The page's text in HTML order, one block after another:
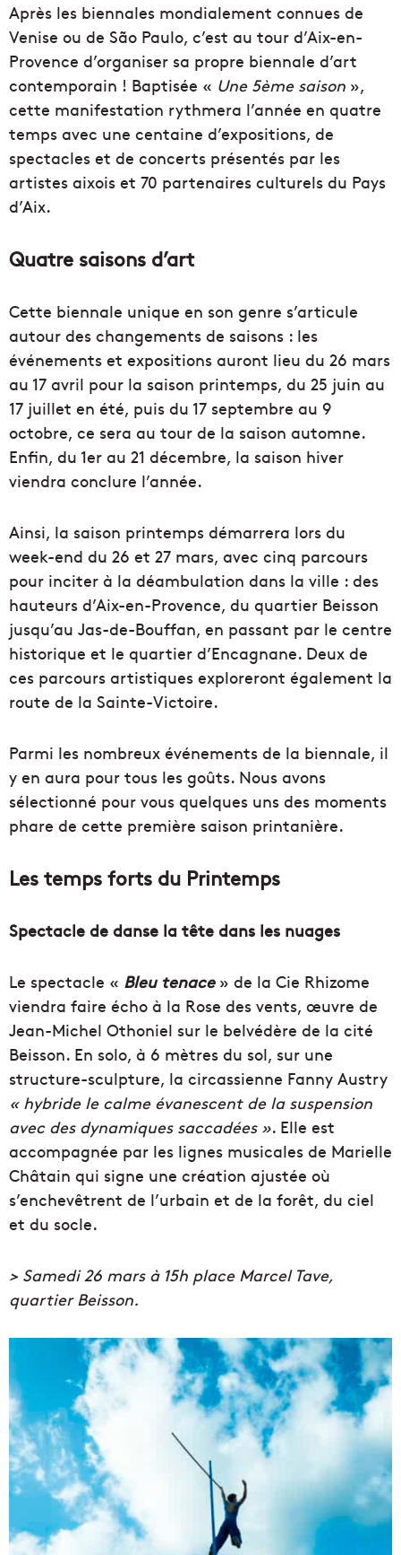
Après les biennales mondialement connues de
Venise ou de São Paulo, c’est au tour d’Aix-en-
Provence d’organiser sa propre biennale d’art
contemporain ! Baptisée « Une 5ème saison »,
cette manifestation rythmera l’année en quatre
temps avec une centaine d’expositions, de
spectacles et de concerts présentés par les
artistes aixois et 70 partenaires culturels du Pays
d’Aix.
Quatre saisons d’art
Cette biennale unique en son genre s’articule
autour des changements de saisons : les
événements et expositions auront lieu du 26 mars
au 17 avril pour la saison printemps, du 25 juin au
17 juillet en été, puis du 17 septembre au 9
octobre, ce sera au tour de la saison automne.
Enfin, du 1er au 21 décembre, la saison hiver
viendra conclure l’année.
Ainsi, la saison printemps démarrera lors du
week-end du 26 et 27 mars, avec cinq parcours
pour inciter à la déambulation dans la ville : des
hauteurs d’Aix-en-Provence, du quartier Beisson
jusqu’au Jas-de-Bouffan, en passant par le centre
historique et le quartier d’Encagnane. Deux de
ces parcours artistiques exploreront également la
route de la Sainte-Victoire.
Parmi les nombreux événements de la biennale, il
y en aura pour tous les goûts. Nous avons
sélectionné pour vous quelques uns des moments
phare de cette première saison printanière.
Les temps forts du Printemps
Spectacle de danse la tête dans les nuages
Le spectacle « Bleu tenace » de la Cie Rhizome
viendra faire écho à la Rose des vents, œuvre de
Jean-Michel Othoniel sur le belvédère de la cité
Beisson. En solo, à 6 mètres du sol, sur une
structure-sculpture, la circassienne Fanny Austry
« hybride le calme évanescent de la suspension
avec des dynamiques saccadées ». Elle est
accompagnée par les lignes musicales de Marielle
Châtain qui signe une création ajustée où
s’enchevêtrent de l’urbain et de la forêt, du ciel
et du socle.
> Samedi 26 mars à 15h place Marcel Tave,
quartier Beisson.